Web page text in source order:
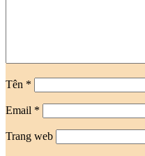
Tên *
Email *
Trang web